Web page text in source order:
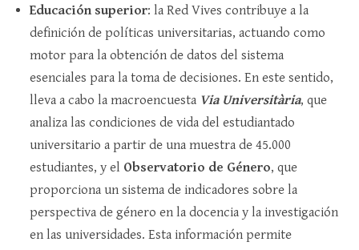
Educación superior: la Red Vives contribuye a la
definición de políticas universitarias, actuando como
motor para la obtención de datos del sistema
esenciales para la toma de decisiones. En este sentido,
lleva a cabo la macroencuesta Via Universitària, que
analiza las condiciones de vida del estudiantado
universitario a partir de una muestra de 45.000
estudiantes, y el Observatorio de Género, que
proporciona un sistema de indicadores sobre la
perspectiva de género en la docencia y la investigación
en las universidades. Esta información permite